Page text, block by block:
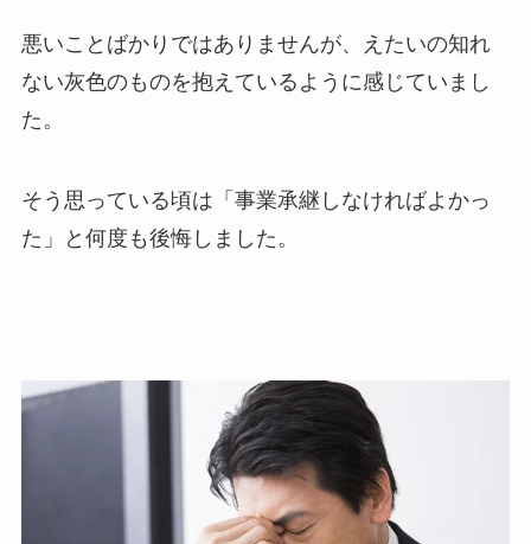
悪いことばかりではありませんが、えたいの知れ
ない灰色のものを抱えているように感じていまし
た。
そう思っている頃は「事業承継しなければよかっ
た」と何度も後悔しました。